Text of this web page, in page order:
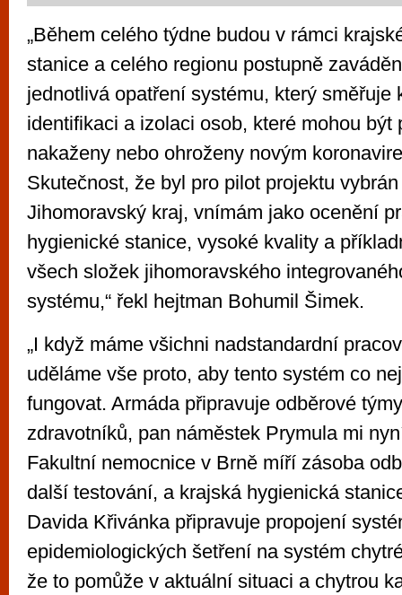
„Během celého týdne budou v rámci
stanice a celého regionu postupně
jednotlivá opatření systému, který směřuje
identifikaci a izolaci osob, které mohou být
nakaženy nebo ohroženy novým
Skutečnost, že byl pro pilot projektu
Jihomoravský kraj, vnímám jako ocenění
hygienické stanice, vysoké kvality a
všech složek jihomoravského
systému,“ řekl hejtman Bohumil Šimek.
„I když máme všichni nadstandardní
uděláme vše proto, aby tento systém co
fungovat. Armáda připravuje odběrové
zdravotníků, pan náměstek Prymula mi
Fakultní nemocnice v Brně míří zásoba
další testování, a krajská hygienická
Davida Křivánka připravuje propojení
epidemiologických šetření na systém
že to pomůže v aktuální situaci a chytrou